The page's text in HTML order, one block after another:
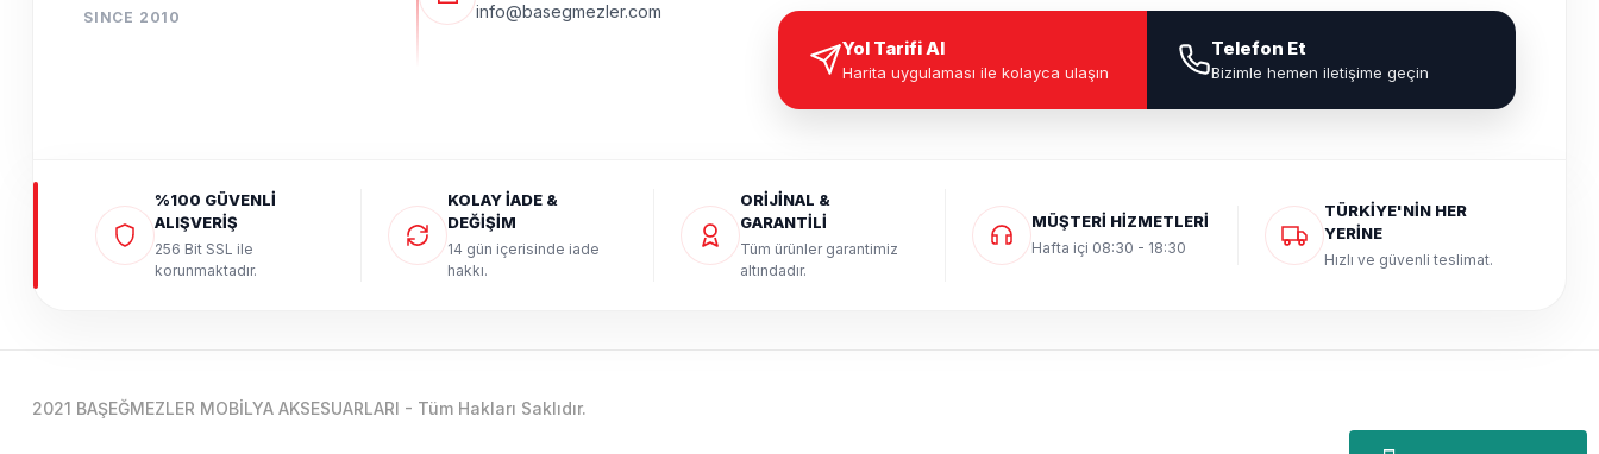
SINCE 2010 info@basegmezler.com
Yol Tarifi Al
Harita uygulaması ile kolayca ulaşın
Telefon Et
Bizimle hemen iletişime geçin
%100 GÜVENLİ
ALIŞVERİŞ
256 Bit SSL ile
korunmaktadır.
KOLAY İADE &
DEĞİŞİM
14 gün içerisinde iade
hakkı.
ORİJİNAL &
GARANTİLİ
Tüm ürünler garantimiz
altındadır.
MÜŞTERİ HİZMETLERİ
Hafta içi 08:30 - 18:30
TÜRKİYE'NİN HER
YERİNE
Hızlı ve güvenli teslimat.
2021 BAŞEĞMEZLER MOBİLYA AKSESUARLARI - Tüm Hakları Saklıdır.